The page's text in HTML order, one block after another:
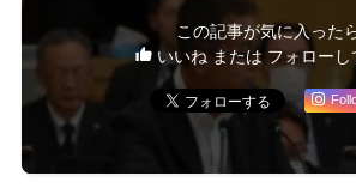
この記事が気に入った
いいね または フォローし